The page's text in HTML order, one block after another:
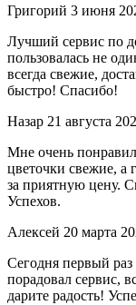
Григорий 3 июня
Лучший сервис по
пользовалась не
всегда свежие,
быстро! Спасибо!
Назар 21 августа
Мне очень
цветочки свежие, а
за приятную цену.
Успехов.
Алексей 20 марта
Сегодня первый раз
порадовал сервис,
дарите радость!